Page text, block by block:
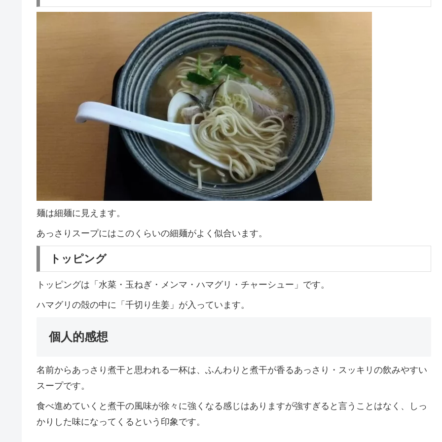
麺は細麺に見えます。
あっさりスープにはこのくらいの細麺がよく似合います。
トッピング
トッピングは「水菜・玉ねぎ・メンマ・ハマグリ・チャーシュー」です。
ハマグリの殻の中に「千切り生姜」が入っています。
個人的感想
名前からあっさり煮干と思われる一杯は、ふんわりと煮干が香るあっさり・スッキリの飲みやすい
スープです。
食べ進めていくと煮干の風味が徐々に強くなる感じはありますが強すぎると言うことはなく、しっ
かりした味になってくるという印象です。